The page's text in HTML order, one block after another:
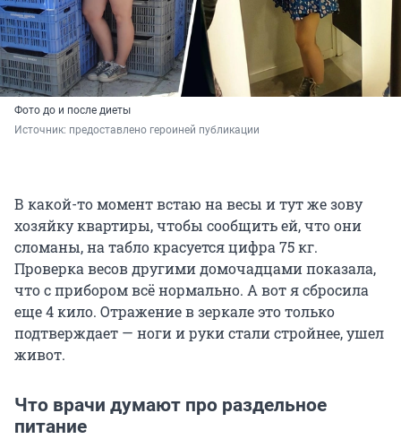
Фото до и после диеты
Источник: предоставлено героиней публикации
В какой-то момент встаю на весы и тут же зову
хозяйку квартиры, чтобы сообщить ей, что они
сломаны, на табло красуется цифра 75 кг.
Проверка весов другими домочадцами показала,
что с прибором всё нормально. А вот я сбросила
еще 4 кило. Отражение в зеркале это только
подтверждает — ноги и руки стали стройнее, ушел
живот.
Что врачи думают про раздельное
питание